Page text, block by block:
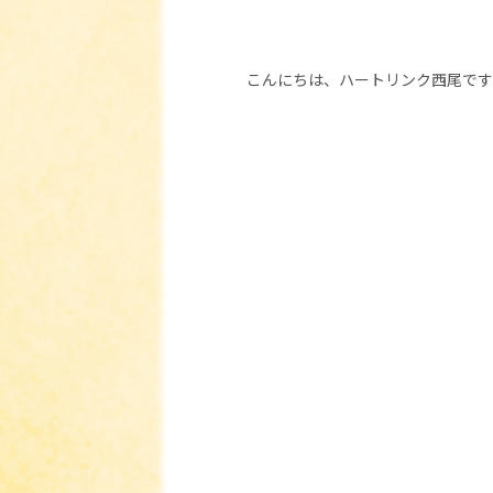
こんにちは、ハートリンク西尾で